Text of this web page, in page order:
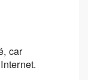
car